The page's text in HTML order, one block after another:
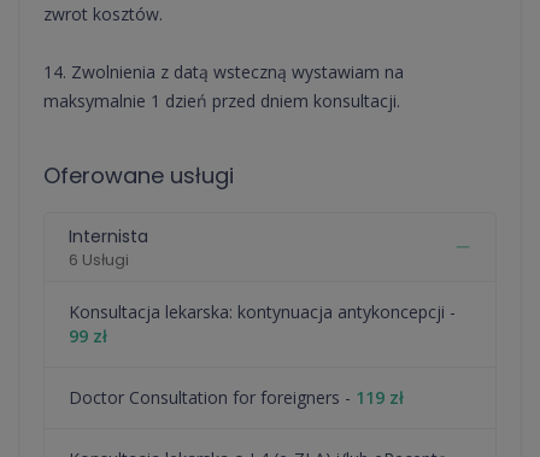
zwrot kosztów.
14. Zwolnienia z datą wsteczną wystawiam na
maksymalnie 1 dzień przed dniem konsultacji.
Oferowane usługi
Internista
6 Usługi
⁠Konsultacja lekarska: kontynuacja antykoncepcji -
99 zł
Doctor Consultation for foreigners - 119 zł